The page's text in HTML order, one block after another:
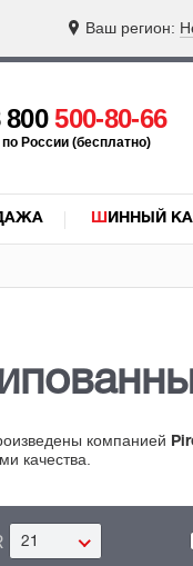
Ваш регион:
800500-80-66
по России (бесплатно)
ШИННЫЙ
компанией
качества.
21